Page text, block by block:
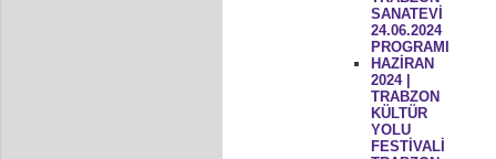
SANATEVİ
24.06.2024
PROGRAMI
HAZİRAN
2024 |
TRABZON
KÜLTÜR
YOLU
FESTİVALİ